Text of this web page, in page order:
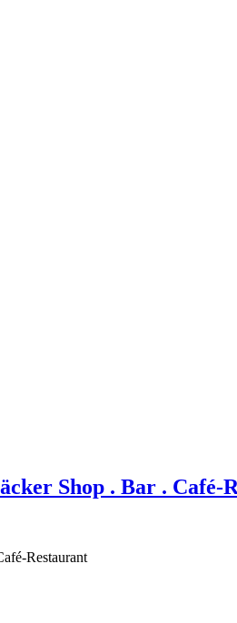
Shop . Bar . Café-
Restaurant